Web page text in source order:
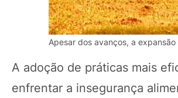
Apesar dos avanços, a
A adoção de práticas mais
enfrentar a insegurança